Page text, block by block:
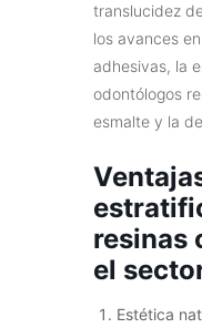
translucidez
los avances
adhesivas, la
odontólogos
esmalte y la
resinas
el
Estética